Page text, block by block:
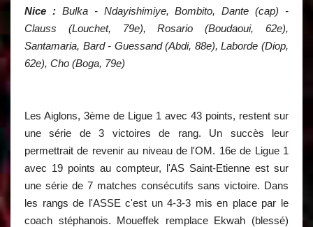
Nice :Bulka - Ndayishimiye, Bombito, Dante (cap) -
Clauss (Louchet, 79e), Rosario (Boudaoui, 62e),
Santamaria, Bard - Guessand (Abdi, 88e), Laborde (Diop,
62e), Cho (Boga, 79e)
Les Aiglons, 3ème de Ligue 1 avec 43 points, restent sur
une série de 3 victoires de rang. Un succès leur
permettrait de revenir au niveau de l'OM. 16e de Ligue 1
avec 19 points au compteur, l'AS Saint-Etienne est sur
une série de 7 matches consécutifs sans victoire. Dans
les rangs de l'ASSE c'est un 4-3-3 mis en place par le
coach stéphanois. Moueffek remplace Ekwah (blessé)